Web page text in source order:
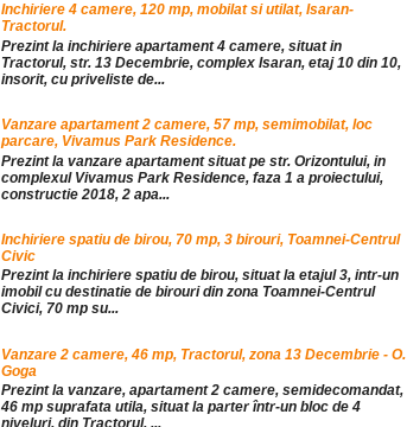
Inchiriere 4 camere, 120 mp, mobilat si utilat, Isaran-
Tractorul.
Prezint la inchiriere apartament 4 camere, situat in
Tractorul, str. 13 Decembrie, complex Isaran, etaj 10 din 10,
insorit, cu priveliste de...
Vanzare apartament 2 camere, 57 mp, semimobilat, loc
parcare, Vivamus Park Residence.
Prezint la vanzare apartament situat pe str. Orizontului, in
complexul Vivamus Park Residence, faza 1 a proiectului,
constructie 2018, 2 apa...
Inchiriere spatiu de birou, 70 mp, 3 birouri, Toamnei-Centrul
Civic
Prezint la inchiriere spatiu de birou, situat la etajul 3, intr-un
imobil cu destinatie de birouri din zona Toamnei-Centrul
Civici, 70 mp su...
Vanzare 2 camere, 46 mp, Tractorul, zona 13 Decembrie - O.
Goga
Prezint la vanzare, apartament 2 camere, semidecomandat,
46 mp suprafata utila, situat la parter într-un bloc de 4
niveluri, din Tractorul, ...